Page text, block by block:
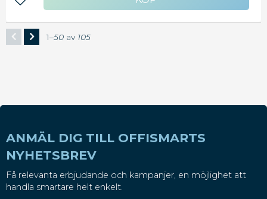
Lägg till i favoriter
1–50 av 105
ANMÄL DIG TILL OFFISMARTS
NYHETSBREV
Få relevanta erbjudande och kampanjer, en möjlighet att
handla smartare helt enkelt.